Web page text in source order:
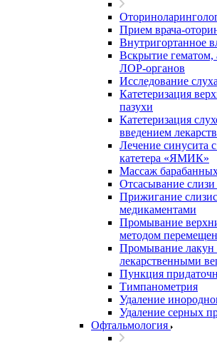
Прием врача-
Внутригортанное
Вскрытие гематом,
ЛОР-органов
Исследование слуха
Катетеризация
пазухи
Катетеризация
введением
Лечение синусита
катетера «ЯМИК»
Массаж
Отсасывание
Прижигание
медикаментами
Промывание
методом
Промывание лакун
лекарственными
Пункция
Тимпанометрия
Удаление
Удаление серных
Офтальмология